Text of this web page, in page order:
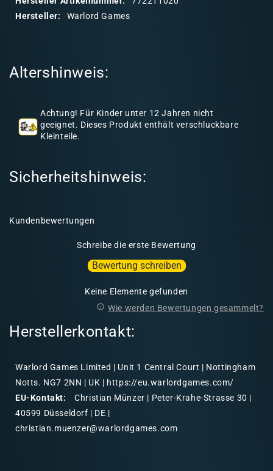
n
Hersteller:
Warlord Games
Altershinweis:
Achtung! Für Kinder unter 12 Jahren nicht
geeignet. Dieses Produkt enthält verschluckbare
Kleinteile.
Sicherheitshinweis:
Kundenbewertungen
Schreibe die erste Bewertung
Bewertung schreiben
Keine Elemente gefunden
Wie werden Bewertungen gesammelt?
Herstellerkontakt:
Warlord Games Limited | Unit 1 Central Court | Nottingham
Notts. NG7 2NN | UK | https://eu.warlordgames.com/
EU-Kontakt:
Christian Münzer | Peter-Krahe-Strasse 30 |
40599 Düsseldorf | DE |
christian.muenzer@warlordgames.com